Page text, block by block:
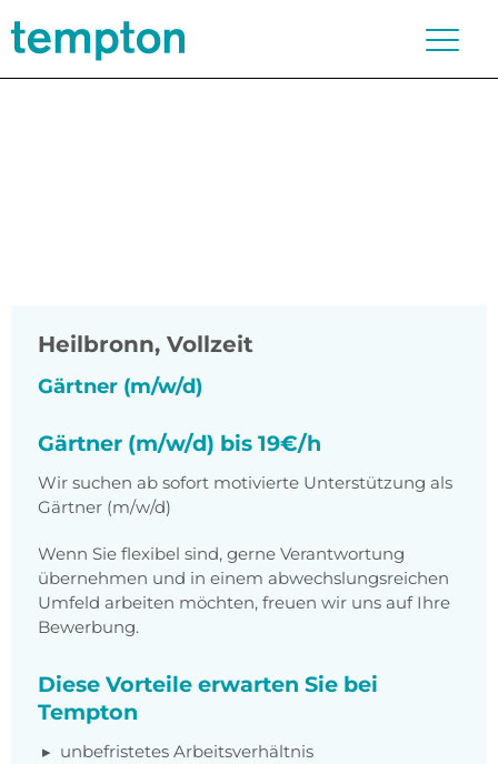
Heilbronn, Vollzeit
Gärtner (m/w/d)
Gärtner (m/w/d) bis 19€/h
Wir suchen ab sofort motivierte Unterstützung als
Gärtner (m/w/d)
Wenn Sie flexibel sind, gerne Verantwortung
übernehmen und in einem abwechslungsreichen
Umfeld arbeiten möchten, freuen wir uns auf Ihre
Bewerbung.
Diese Vorteile erwarten Sie bei
Tempton
unbefristetes Arbeitsverhältnis